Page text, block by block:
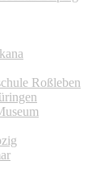
Roßleben